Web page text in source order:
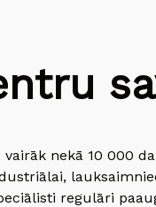
nekā 10 000
regulāri